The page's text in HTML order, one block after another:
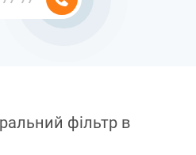
фільтр в